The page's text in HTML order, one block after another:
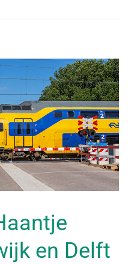
en Delft